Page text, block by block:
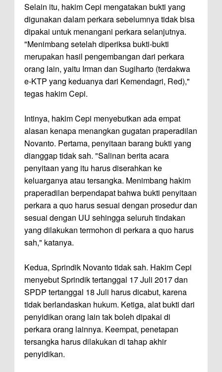
Selain itu, hakim Cepi mengatakan bukti yang
digunakan dalam perkara sebelumnya tidak bisa
dipakai untuk menangani perkara selanjutnya.
"Menimbang setelah diperiksa bukti-bukti
merupakan hasil pengembangan dari perkara
orang lain, yaitu Irman dan Sugiharto (terdakwa
e-KTP yang keduanya dari Kemendagri, Red),"
tegas hakim Cepi.
Intinya, hakim Cepi menyebutkan ada empat
alasan kenapa menangkan gugatan praperadilan
Novanto. Pertama, penyitaan barang bukti yang
dianggap tidak sah. "Salinan berita acara
penyitaan yang itu harus diserahkan ke
keluarganya atau tersangka. Menimbang hakim
praperadilan berpendapat bahwa bukti penyitaan
perkara a quo harus sesuai dengan prosedur dan
sesuai dengan UU sehingga seluruh tindakan
yang dilakukan termohon di perkara a quo harus
sah," katanya.
Kedua, Sprindik Novanto tidak sah. Hakim Cepi
menyebut Sprindik tertanggal 17 Juli 2017 dan
SPDP tertanggal 18 Juli harus dicabut, karena
tidak berlandaskan hukum. Ketiga, alat bukti dari
penyidikan orang lain tak boleh dipakai di
perkara orang lainnya. Keempat, penetapan
tersangka harus dilakukan di tahap akhir
penyidikan.